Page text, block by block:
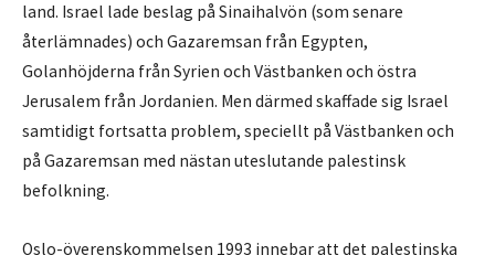
land. Israel lade beslag på Sinaihalvön (som senare
återlämnades) och Gazaremsan från Egypten,
Golanhöjderna från Syrien och Västbanken och östra
Jerusalem från Jordanien. Men därmed skaffade sig Israel
samtidigt fortsatta problem, speciellt på Västbanken och
på Gazaremsan med nästan uteslutande palestinsk
befolkning.
Oslo-överenskommelsen 1993 innebar att det palestinska